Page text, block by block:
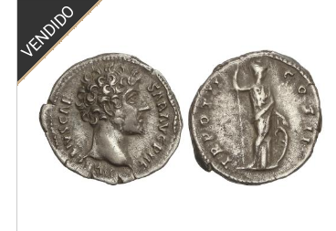
VENDIDO